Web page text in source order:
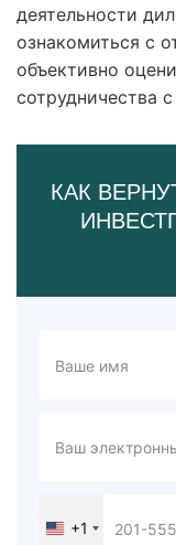
деятельности
ознакомиться с
объективно
сотрудничества
КАК
United
+1